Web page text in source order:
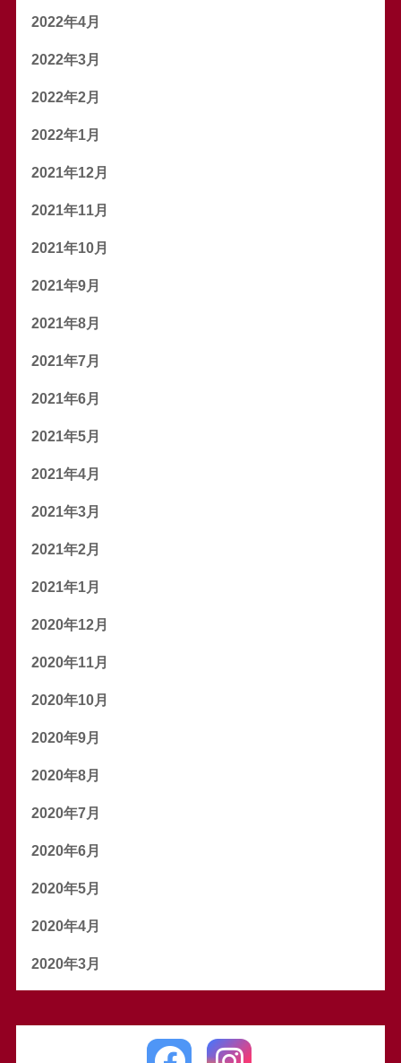
2022年4月
2022年3月
2022年2月
2022年1月
2021年12月
2021年11月
2021年10月
2021年9月
2021年8月
2021年7月
2021年6月
2021年5月
2021年4月
2021年3月
2021年2月
2021年1月
2020年12月
2020年11月
2020年10月
2020年9月
2020年8月
2020年7月
2020年6月
2020年5月
2020年4月
2020年3月